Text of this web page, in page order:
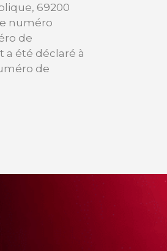
69200
numéro
de
a été déclaré à
de